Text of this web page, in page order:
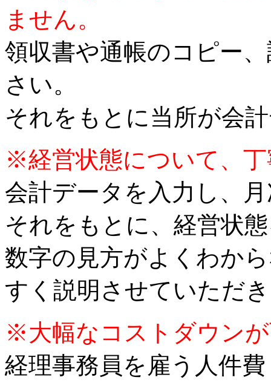
ません。
領収書や通帳のコピー
さい。
それをもとに当所が会
※経営状態について、
会計データを入力し、
それをもとに、経営状
数字の見方がよくわか
すく説明させていただ
※大幅なコストダウン
経理事務員を雇う人件